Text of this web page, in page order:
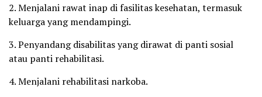
2. Menjalani rawat inap di fasilitas kesehatan, termasuk
keluarga yang mendampingi.
3. Penyandang disabilitas yang dirawat di panti sosial
atau panti rehabilitasi.
4. Menjalani rehabilitasi narkoba.